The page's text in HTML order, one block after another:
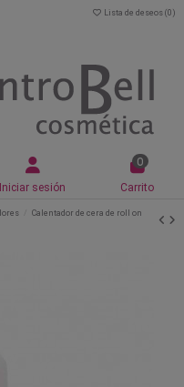
Lista de deseos (0 )
Iniciar sesión
0
Carrito
Calentador de cera de roll on